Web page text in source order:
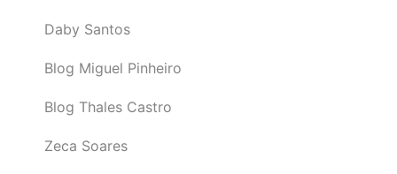
Daby Santos
Blog Miguel Pinheiro
Blog Thales Castro
Zeca Soares